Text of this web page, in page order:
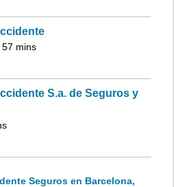
mins
S.a. de Seguros y
Seguros en Barcelona,